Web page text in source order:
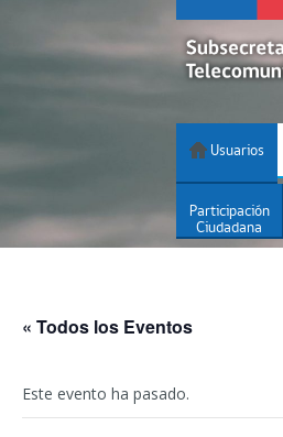
Usuarios
Participación
Ciudadana
« Todos los Eventos
Este evento ha pasado.